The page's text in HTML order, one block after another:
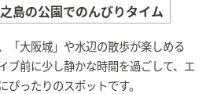
島の公園でのんびりタイム
「大阪城」や水辺の散歩が楽しめる
ブ前に少し静かな時間を過ごして、エ
ったりのスポットです。